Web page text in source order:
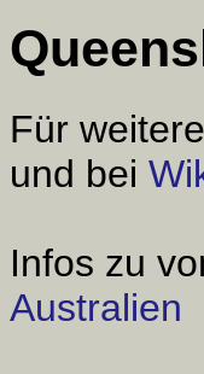
Für
und bei
Infos zu
Australien